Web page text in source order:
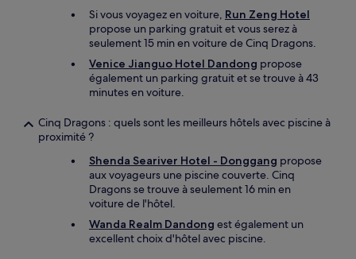
Si vous voyagez en voiture, Run Zeng Hotel
propose un parking gratuit et vous serez à
seulement 15 min en voiture de Cinq Dragons.
Venice Jianguo Hotel Dandong propose
également un parking gratuit et se trouve à 43
minutes en voiture.
Cinq Dragons : quels sont les meilleurs hôtels avec piscine à
proximité ?
Shenda Seariver Hotel - Donggang propose
aux voyageurs une piscine couverte. Cinq
Dragons se trouve à seulement 16 min en
voiture de l'hôtel.
Wanda Realm Dandong est également un
excellent choix d'hôtel avec piscine.